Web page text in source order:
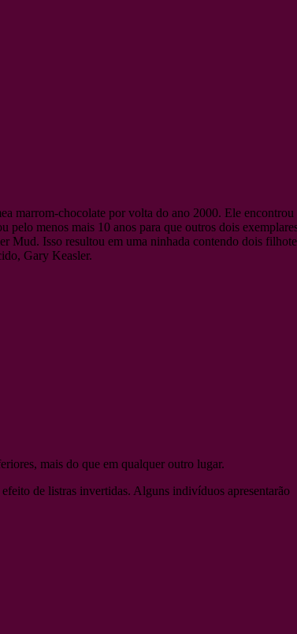
marrom-chocolate por volta do ano 2000. Ele encontrou
pelo menos mais 10 anos para que outros dois
Mud. Isso resultou em uma ninhada contendo dois
Gary Keasler.
mais do que em qualquer outro lugar.
de listras invertidas. Alguns indivíduos apresentarão